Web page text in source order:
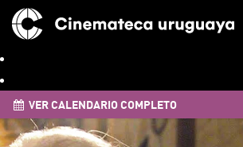
VER CALENDARIO COMPLETO